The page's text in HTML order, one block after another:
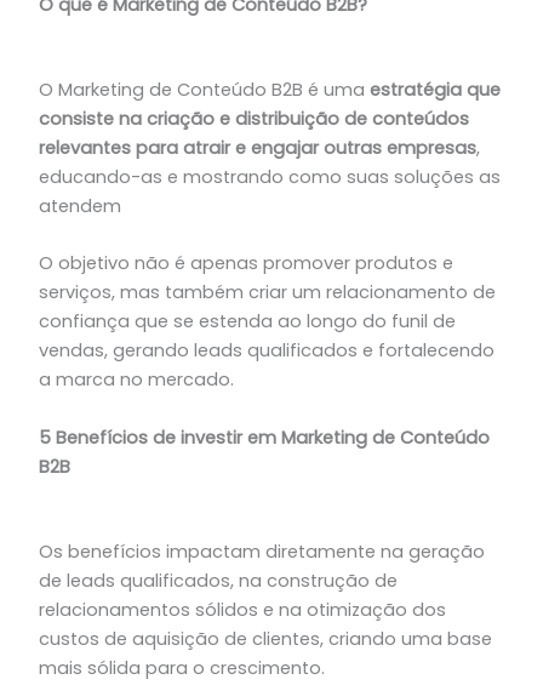
O que é Marketing de Conteúdo B2B?
O Marketing de Conteúdo B2B é uma estratégia que
consiste na criação e distribuição de conteúdos
relevantes para atrair e engajar outras empresas,
educando-as e mostrando como suas soluções as
atendem
O objetivo não é apenas promover produtos e
serviços, mas também criar um relacionamento de
confiança que se estenda ao longo do funil de
vendas, gerando leads qualificados e fortalecendo
a marca no mercado.
5 Benefícios de investir em Marketing de Conteúdo
B2B
Os benefícios impactam diretamente na geração
de leads qualificados, na construção de
relacionamentos sólidos e na otimização dos
custos de aquisição de clientes, criando uma base
mais sólida para o crescimento.